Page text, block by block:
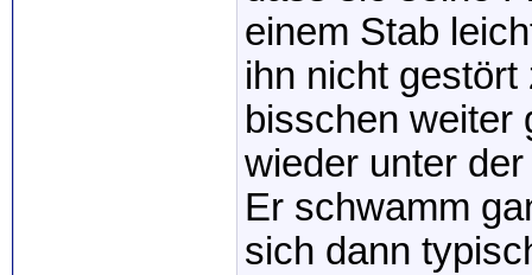
einem Stab
ihn nicht
bisschen weiter
wieder unter
Er schwamm
sich dann